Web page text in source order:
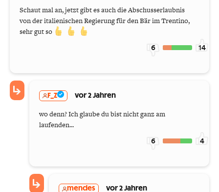
Schaut mal an, jetzt gibt es auch die Abschusserlaubnis
von der italienischen Regierung für den Bär im Trentino,
sehr gut so
6 14
F_Z vor 2 Jahren
wo denn? Ich glaube du bist nicht ganz am
laufenden...
6 4
mendes vor 2 Jahren